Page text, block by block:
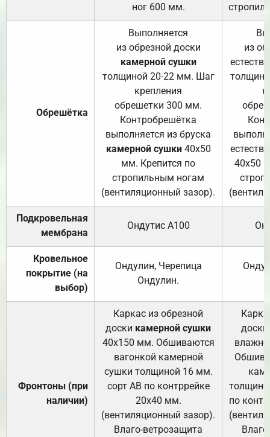
ног 600 мм.
Обрешётка
Выполняется
из обрезной доски
камерной сушки
толщиной 20-22 мм. Шаг
крепления
обрешетки 300 мм.
Контробрешётка
выполняется из бруска
камерной сушки40х50
мм. Крепится по
стропильным ногам
(вентиляционный зазор).
из
40х50
Подкровельная
мембрана
Ондутис А100
Кровельное
покрытие (на
выбор)
Ондулин, Черепица
Ондулин.
Фронтоны (при
наличии)
Каркас из обрезной
доски камерной сушки
40х150 мм. Обшиваются
вагонкой камерной
сушки толщиной 16 мм.
сорт АВ по контррейке
20х40 мм.
(вентиляционный зазор).
Влаго-ветрозащита
доски
по